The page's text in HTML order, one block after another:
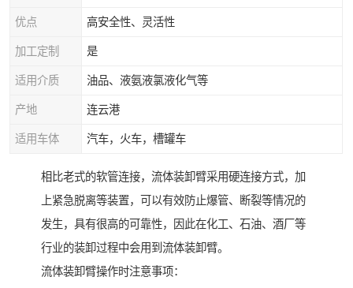
优点 高安全性、灵活性
加工定制 是
适用介质 油品、液氨液氯液化气等
产地 连云港
适用车体 汽车，火车，槽罐车
相比老式的软管连接，流体装卸臂采用硬连接方式，加
上紧急脱离等装置，可以有效防止爆管、断裂等情况的
发生，具有很高的可靠性，因此在化工、石油、酒厂等
行业的装卸过程中会用到流体装卸臂。
流体装卸臂操作时注意事项：